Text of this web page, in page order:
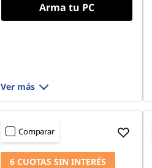
Arma tu PC
Ver más
Comparar
6 CUOTAS SIN INTERÉS